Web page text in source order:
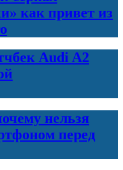
как привет из
Audi A2
нельзя
перед